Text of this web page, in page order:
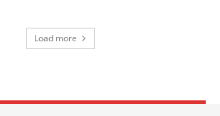
Load more